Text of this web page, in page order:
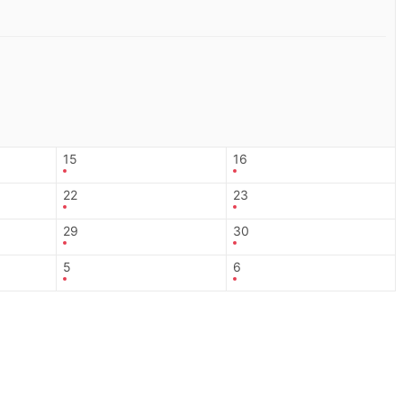
15 16
22 23
29 30
5 6